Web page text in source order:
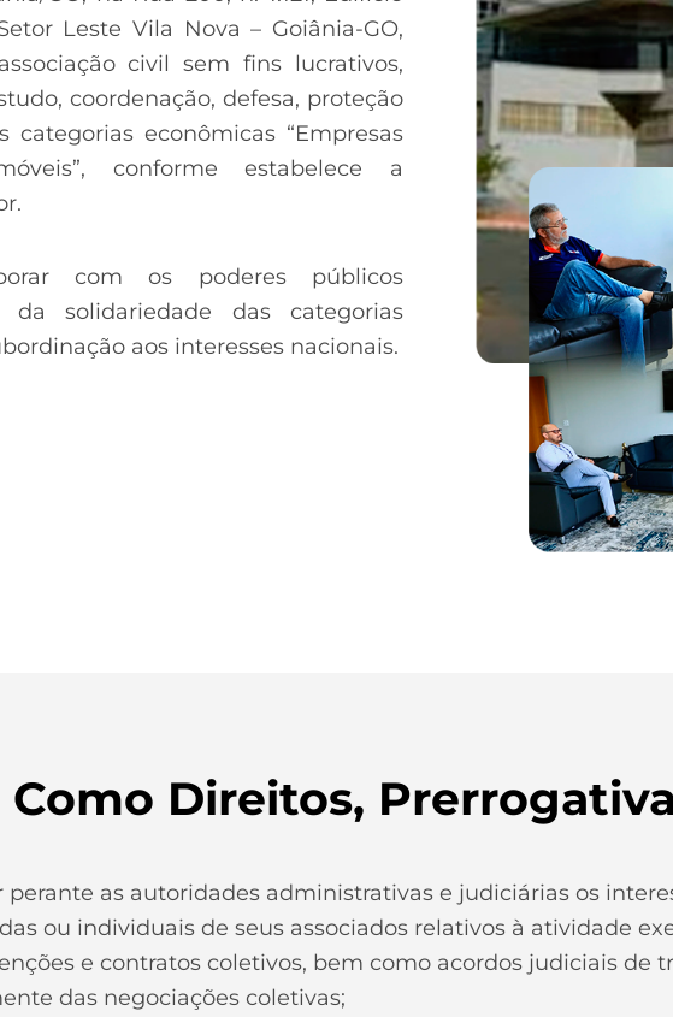
Leste Vila Nova – Goiânia-GO,
civil sem fins lucrativos,
coordenação, defesa, proteção
categorias econômicas “Empresas
conforme estabelece a
com os poderes públicos
solidariedade das categorias
aos interesses nacionais.
Como Direitos,
perante as autoridades administrativas e judiciárias os
ou individuais de seus associados relativos à atividade
e contratos coletivos, bem como acordos judiciais de
das negociações coletivas;